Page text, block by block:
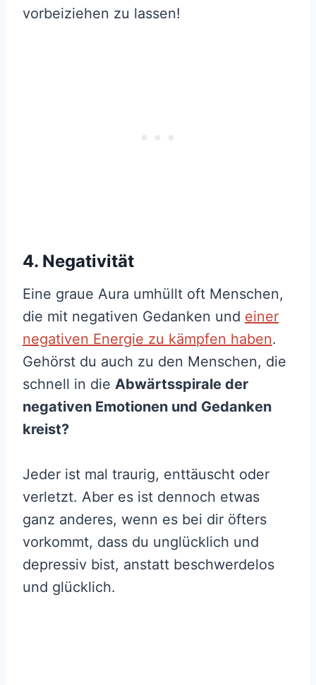
vorbeiziehen zu lassen!
4. Negativität
Eine graue Aura umhüllt oft Menschen,
die mit negativen Gedanken und einer
negativen Energie zu kämpfen haben.
Gehörst du auch zu den Menschen, die
schnell in die Abwärtsspirale der
negativen Emotionen und Gedanken
kreist?
Jeder ist mal traurig, enttäuscht oder
verletzt. Aber es ist dennoch etwas
ganz anderes, wenn es bei dir öfters
vorkommt, dass du unglücklich und
depressiv bist, anstatt beschwerdelos
und glücklich.